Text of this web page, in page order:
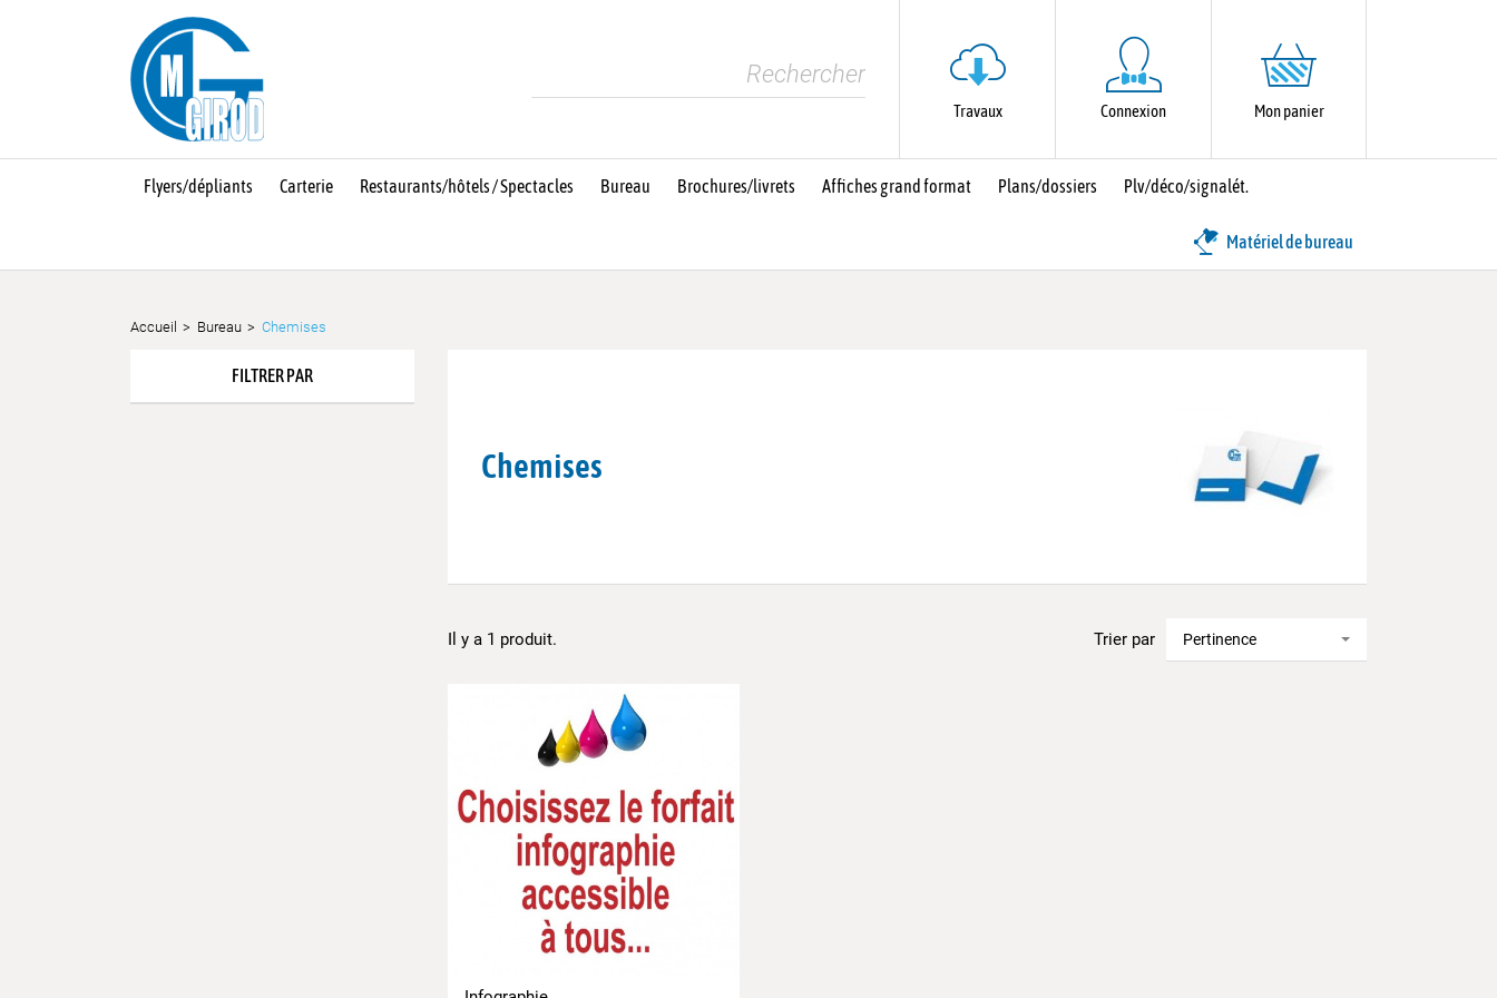
Travaux Connexion Mon panier
Flyers/dépliants Carterie Restaurants/hôtels / Spectacles Bureau Brochures/livrets Affiches grand format Plans/dossiers Plv/déco/signalét.
Matériel de bureau
Accueil Bureau Chemises
FILTRER PAR
Chemises
Il y a 1 produit. Trier par Pertinence